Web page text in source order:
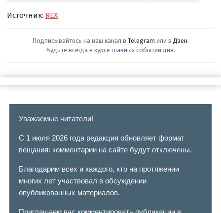
Источник: REX
Подписывайтесь на наш канал в Telegram или в Дзен.
Будьте всегда в курсе главных событий дня.
Уважаемые читатели!
С 1 июля 2026 года редакция обновляет формат
вещания: комментарии на сайте будут отключены.
Благодарим всех и каждого, кто на протяжении
многих лет участвовал в обсуждении
опубликованных материалов.